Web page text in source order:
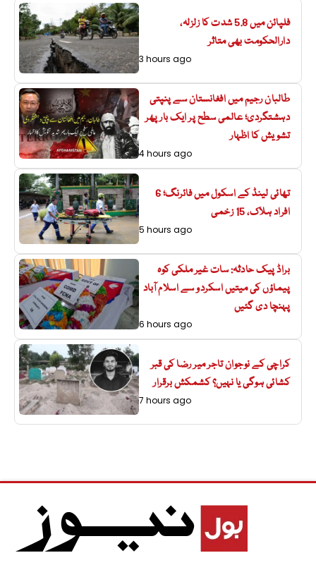
فلپائن میں 5.8 شدت کا زلزلہ،
دارالحکومت بھی متاثر
3 hours ago
طالبان رجیم میں افغانستان سے پنپتی
دہشتگردی؛ عالمی سطح پر ایک بار پھر
تشویش کا اظہار
4 hours ago
تھائی لینڈ کے اسکول میں فائرنگ؛ 6
افراد ہلاک، 15 زخمی
5 hours ago
براڈ پیک حادثہ: سات غیر ملکی کوہ
پیماؤں کی میتیں اسکردو سے اسلام آباد
پہنچا دی گئیں
6 hours ago
کراچی کے نوجوان تاجر میر رضا کی قبر
کشائی ہوگی یا نہیں؟ کشمکش برقرار
7 hours ago